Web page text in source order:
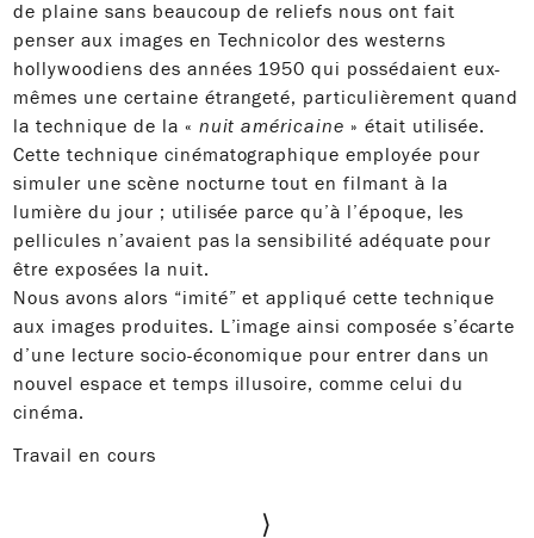
de plaine sans beaucoup de reliefs nous ont fait
penser aux images en Technicolor des westerns
hollywoodiens des années 1950 qui possédaient eux-
mêmes une certaine étrangeté, particulièrement quand
la technique de la « nuit américaine » était utilisée.
Cette technique cinématographique employée pour
simuler une scène nocturne tout en filmant à la
lumière du jour ; utilisée parce qu’à l’époque, les
pellicules n’avaient pas la sensibilité adéquate pour
être exposées la nuit.
Nous avons alors “imité” et appliqué cette technique
aux images produites. L’image ainsi composée s’écarte
d’une lecture socio-économique pour entrer dans un
nouvel espace et temps illusoire, comme celui du
cinéma.
Travail en cours
⟩